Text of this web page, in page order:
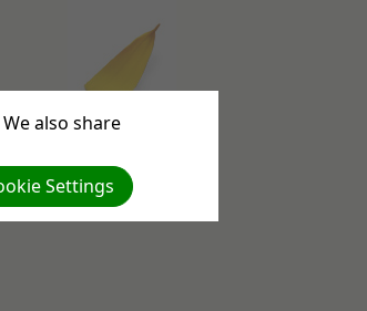
also share
Settings